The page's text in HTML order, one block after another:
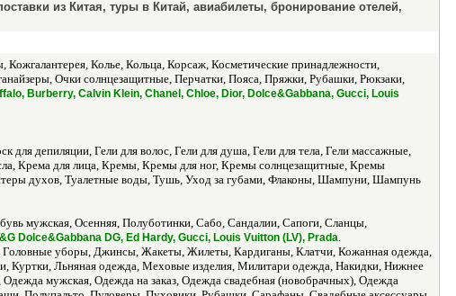
из Китая, туры в Китай, авиабилеты, бронирование отелей,
Колье, Кольца, Корсаж, Косметические принадлежности,
Очки солнцезащитные, Перчатки, Пояса, Пряжки, Рубашки, Рюкзаки,
Burberry, Calvin Klein, Chanel, Chloe, Dior, Dolce&Gabbana, Gucci, Louis
для депиляции, Гели для волос, Гели для душа, Гели для тела, Гели массажные,
Крема для лица, Кремы, Кремы для ног, Кремы солнцезащитные, Кремы
духов, Туалетные воды, Тушь, Уход за губами, Флаконы, Шампуни, Шампунь
мужская, Осенняя, Полуботинки, Сабо, Сандалии, Сапоги, Сланцы,
Dolce&Gabbana DG, Ed Hardy, Gucci, Louis Vuitton (LV), Prada.
Головные уборы, Джинсы, Жакеты, Жилеты, Кардиганы, Клатчи, Кожанная одежда,
Куртки, Льняная одежда, Меховые изделия, Милитари одежда, Накидки, Нижнее
мужская, Одежда на заказ, Одежда свадебная (новобрачных), Одежда